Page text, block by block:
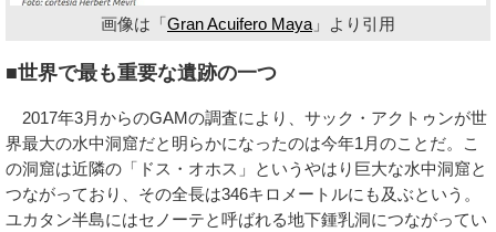
画像は「Gran Acuifero Maya」より引用
■世界で最も重要な遺跡の一つ
2017年3月からのGAMの調査により、サック・アクトゥンが世
界最大の水中洞窟だと明らかになったのは今年1月のことだ。こ
の洞窟は近隣の「ドス・オホス」というやはり巨大な水中洞窟と
つながっており、その全長は346キロメートルにも及ぶという。
ユカタン半島にはセノーテと呼ばれる地下鍾乳洞につながってい